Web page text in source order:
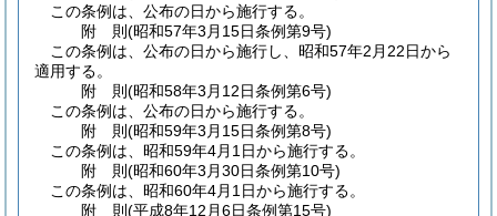
この条例は、公布の日から施行する。
附 則(昭和57年3月15日条例第9号)
この条例は、公布の日から施行し、昭和57年2月22日から
適用する。
附 則(昭和58年3月12日条例第6号)
この条例は、公布の日から施行する。
附 則(昭和59年3月15日条例第8号)
この条例は、昭和59年4月1日から施行する。
附 則(昭和60年3月30日条例第10号)
この条例は、昭和60年4月1日から施行する。
附 則(平成8年12月6日条例第15号)